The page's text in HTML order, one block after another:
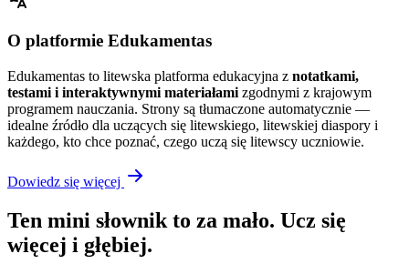
O platformie Edukamentas
Edukamentas to litewska platforma edukacyjna z notatkami,
testami i interaktywnymi materiałami zgodnymi z krajowym
programem nauczania. Strony są tłumaczone automatycznie —
idealne źródło dla uczących się litewskiego, litewskiej diaspory i
każdego, kto chce poznać, czego uczą się litewscy uczniowie.
Dowiedz się więcej
Ten mini słownik to za mało. Ucz się
więcej i głębiej.